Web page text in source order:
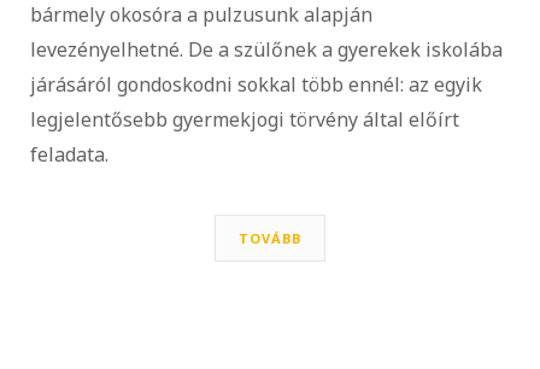
bármely okosóra a pulzusunk alapján
levezényelhetné. De a szülőnek a gyerekek iskolába
járásáról gondoskodni sokkal több ennél: az egyik
legjelentősebb gyermekjogi törvény által előírt
feladata.
TOVÁBB